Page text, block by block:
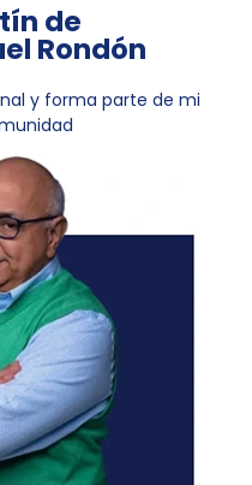
de
Rondón
y forma parte de mi